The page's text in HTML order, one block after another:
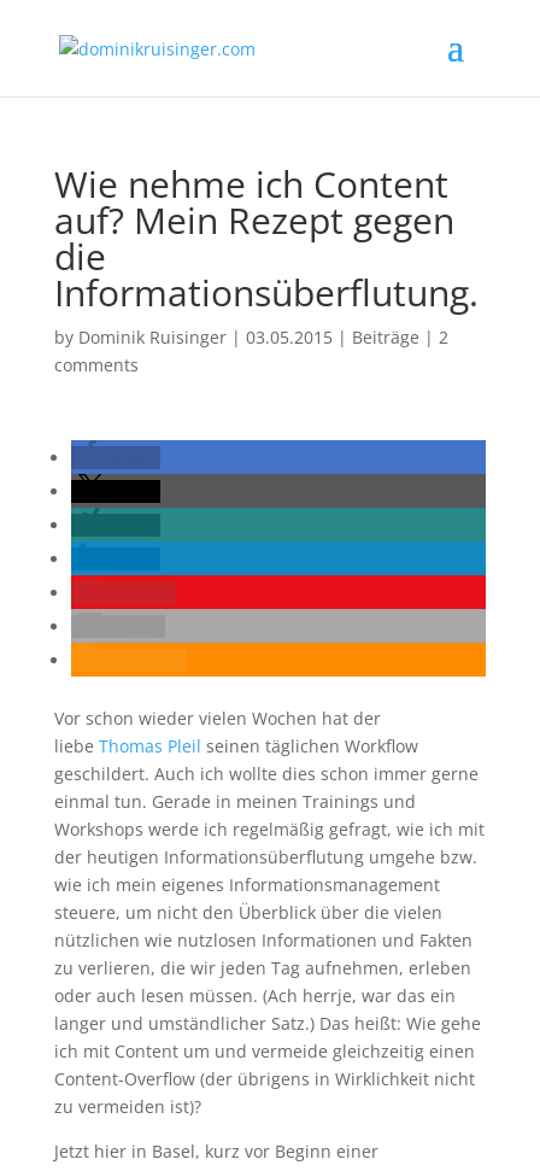
Wie nehme ich Content
auf? Mein Rezept gegen
die
Informationsüberflutung.
by Dominik Ruisinger| 03.05.2015| Beiträge | 2
comments
Vor schon wieder vielen Wochen hat der
liebe Thomas Pleil seinen täglichen Workflow
geschildert. Auch ich wollte dies schon immer gerne
einmal tun. Gerade in meinen Trainings und
Workshops werde ich regelmäßig gefragt, wie ich mit
der heutigen Informationsüberflutung umgehe bzw.
wie ich mein eigenes Informationsmanagement
steuere, um nicht den Überblick über die vielen
nützlichen wie nutzlosen Informationen und Fakten
zu verlieren, die wir jeden Tag aufnehmen, erleben
oder auch lesen müssen. (Ach herrje, war das ein
langer und umständlicher Satz.) Das heißt: Wie gehe
ich mit Content um und vermeide gleichzeitig einen
Content-Overflow (der übrigens in Wirklichkeit nicht
zu vermeiden ist)?
Jetzt hier in Basel, kurz vor Beginn einer